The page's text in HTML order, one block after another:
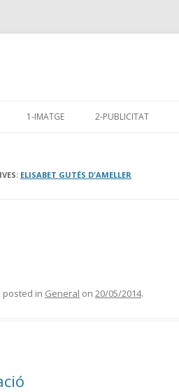
1-IMATGE 2-PUBLICITAT
ELISABET GUTÉS D'AMELLER
posted in General on 20/05/2014.